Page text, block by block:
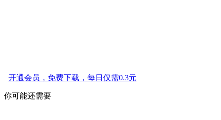
开通会员，免费下载，每日仅需0.3元
你可能还需要